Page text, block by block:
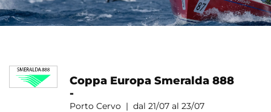
Coppa Europa Smeralda 888
-
Porto Cervo | dal 21/07 al 23/07